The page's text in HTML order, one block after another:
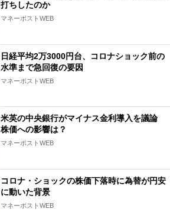
打ちしたのか
マネーポストWEB
日経平均2万3000円台、コロナショック前の
水準まで急回復の要因
マネーポストWEB
米英の中央銀行がマイナス金利導入を議論
株価への影響は？
マネーポストWEB
コロナ・ショックの株価下落時に為替が円安
に動いた背景
マネーポストWEB